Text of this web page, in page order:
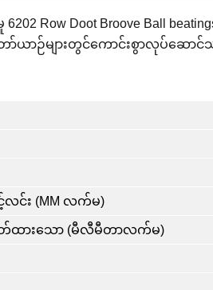
Row Doot Broove Ball
ာ်ယာဉ်များတွင်ကောင်းစွာလုပ်ဆော
လင်း (MM လက်မ)
ထားသော (မီလီမီတာလက်မ)